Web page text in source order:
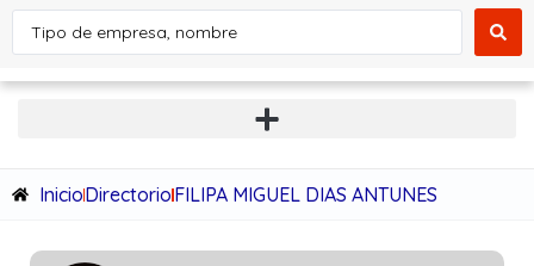
InicioDirectorioFILIPA MIGUEL DIAS ANTUNES